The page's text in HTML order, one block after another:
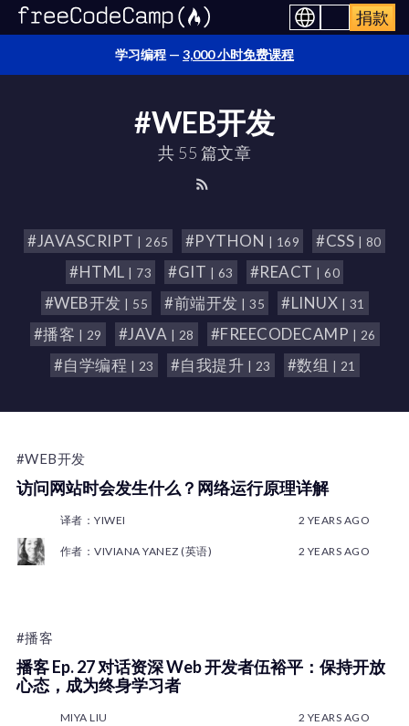
捐款
学习编程 — 3,000 小时免费课程
#WEB开发
共 55 篇文章
#JAVASCRIPT | 265 #PYTHON | 169 #CSS | 80
#HTML | 73 #GIT | 63 #REACT | 60
#WEB开发 | 55 #前端开发 | 35 #LINUX | 31
#播客 | 29 #JAVA | 28 #FREECODECAMP | 26
#自学编程 | 23 #自我提升 | 23 #数组 | 21
#WEB开发
访问网站时会发生什么？网络运行原理详解
译者：YIWEI 2 YEARS AGO
作者：VIVIANA YANEZ (英语) 2 YEARS AGO
#播客
播客 Ep. 27 对话资深 Web 开发者伍裕平：保持开放
心态，成为终身学习者
MIYA LIU 2 YEARS AGO